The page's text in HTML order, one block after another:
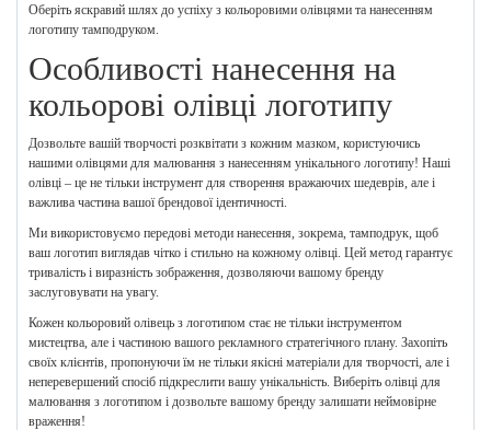
Оберіть яскравий шлях до успіху з кольоровими олівцями та нанесенням
логотипу тамподруком.
Особливості нанесення на
кольорові олівці логотипу
Дозвольте вашій творчості розквітати з кожним мазком, користуючись
нашими олівцями для малювання з нанесенням унікального логотипу! Наші
олівці – це не тільки інструмент для створення вражаючих шедеврів, але і
важлива частина вашої брендової ідентичності.
Ми використовуємо передові методи нанесення, зокрема, тамподрук, щоб
ваш логотип виглядав чітко і стильно на кожному олівці. Цей метод гарантує
тривалість і виразність зображення, дозволяючи вашому бренду
заслуговувати на увагу.
Кожен кольоровий олівець з логотипом стає не тільки інструментом
мистецтва, але і частиною вашого рекламного стратегічного плану. Захопіть
своїх клієнтів, пропонуючи їм не тільки якісні матеріали для творчості, але і
неперевершений спосіб підкреслити вашу унікальність. Виберіть олівці для
малювання з логотипом і дозвольте вашому бренду залишати неймовірне
враження!